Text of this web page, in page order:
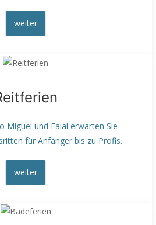
weiter
Miguel und Faial erwarten Sie
für Anfänger bis zu Profis.
weiter